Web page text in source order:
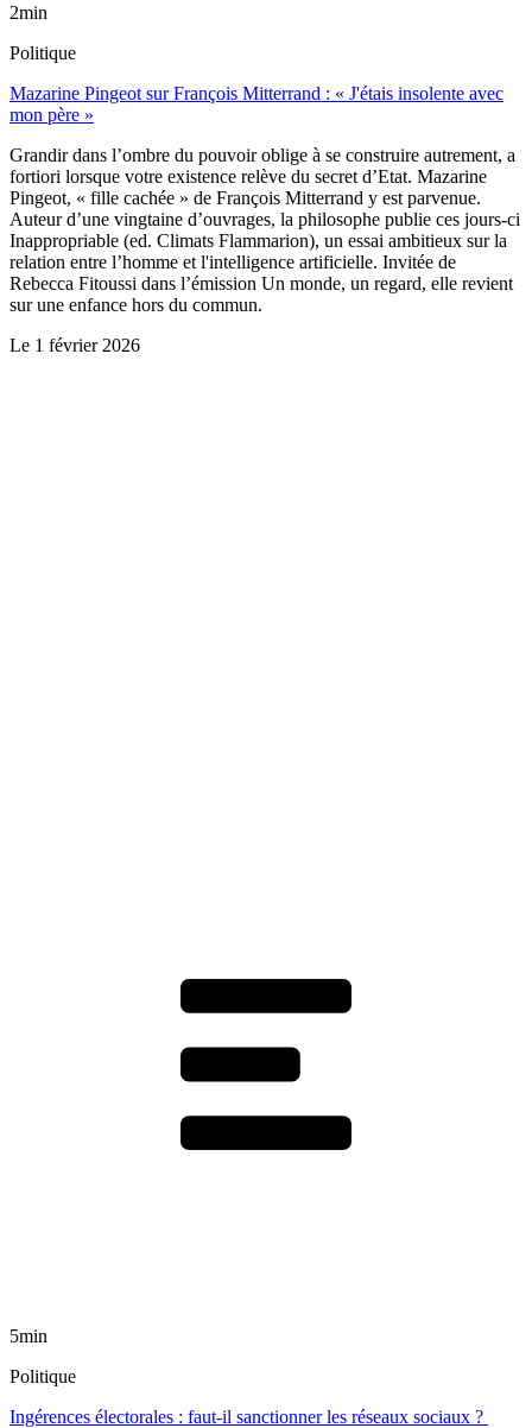
2min
Politique
Mazarine Pingeot sur François Mitterrand : « J'étais insolente avec
mon père »
Grandir dans l’ombre du pouvoir oblige à se construire autrement, a
fortiori lorsque votre existence relève du secret d’Etat. Mazarine
Pingeot, « fille cachée » de François Mitterrand y est parvenue.
Auteur d’une vingtaine d’ouvrages, la philosophe publie ces jours-ci
Inappropriable (ed. Climats Flammarion), un essai ambitieux sur la
relation entre l’homme et l'intelligence artificielle. Invitée de
Rebecca Fitoussi dans l’émission Un monde, un regard, elle revient
sur une enfance hors du commun.
Le 1 février 2026
5min
Politique
Ingérences électorales : faut-il sanctionner les réseaux sociaux ?